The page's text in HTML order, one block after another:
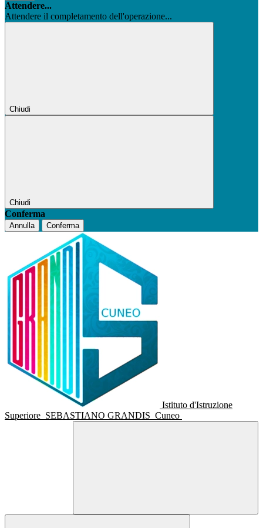
Attendere...
Attendere il completamento dell'operazione...
Chiudi
Chiudi
Conferma
Annulla Conferma
Istituto d'Istruzione
Superiore SEBASTIANO GRANDIS Cuneo